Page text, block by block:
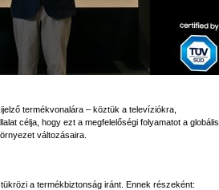
termékvonalára – köztük a televíziókra,
célja, hogy ezt a megfelelőségi folyamatot a globális
változásaira.
a termékbiztonság iránt. Ennek részeként: